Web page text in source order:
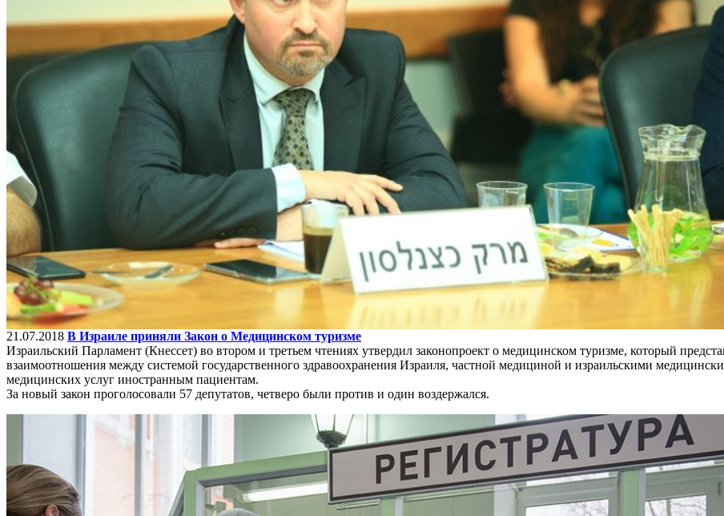
21.07.2018 В Израиле приняли Закон о Медицинском туризме
Израильский Парламент (Кнессет) во втором и третьем чтениях утвердил законопроект о медицинском туризме, который
взаимоотношения между системой государственного здравоохранения Израиля, частной медициной и израильскими
медицинских услуг иностранным пациентам.
За новый закон проголосовали 57 депутатов, четверо были против и один воздержался.